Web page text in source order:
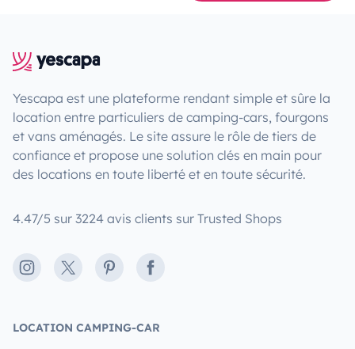
Yescapa est une plateforme rendant simple et sûre la
location entre particuliers de camping-cars, fourgons
et vans aménagés. Le site assure le rôle de tiers de
confiance et propose une solution clés en main pour
des locations en toute liberté et en toute sécurité.
4.47/5 sur 3224 avis clients sur Trusted Shops
Instagram
X PinterestFacebook
LOCATION CAMPING-CAR